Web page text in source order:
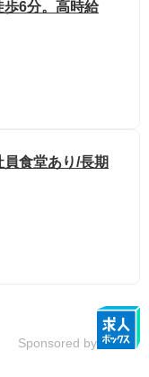
6分。高時給
食堂あり/長期
Sponsored by